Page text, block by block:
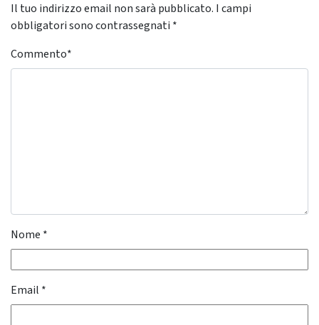
Il tuo indirizzo email non sarà pubblicato. I campi
obbligatori sono contrassegnati *
Commento*
Nome *
Email *